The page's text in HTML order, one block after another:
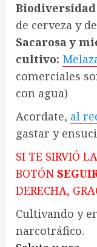
de cerveza y
Sacarosa y
cultivo:
comerciales
con agua)
Acordate, al
gastar y
SI TE SIRVIÓ
BOTÓN
DERECHA,
Cultivando y
narcotráfico.